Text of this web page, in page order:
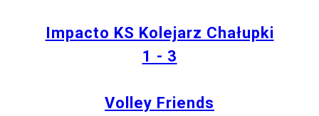
Impacto KS Kolejarz Chałupki
1 - 3
Volley Friends